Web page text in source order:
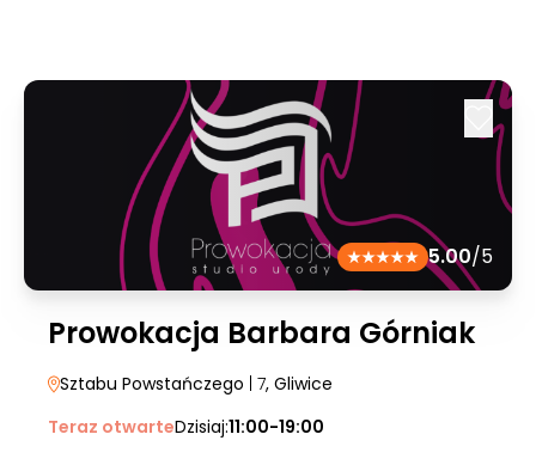
5.00/5
Prowokacja Barbara Górniak
Sztabu Powstańczego | 7, Gliwice
Teraz otwarteDzisiaj:11:00-19:00